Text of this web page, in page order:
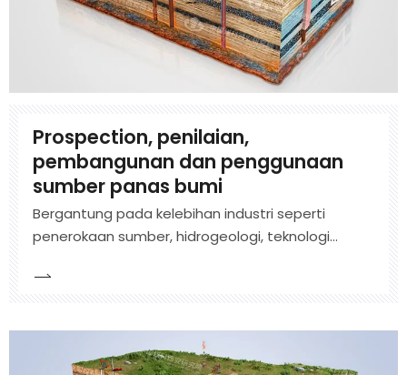
Prospection, penilaian,
pembangunan dan penggunaan
sumber panas bumi
Bergantung pada kelebihan industri seperti
penerokaan sumber, hidrogeologi, teknologi
penggerudian, kami akan menyelidik teknologi
geoterma. Ia telah menjalankan inovasi teknologi
dalam bidang seperti pam haba sumber tanah,